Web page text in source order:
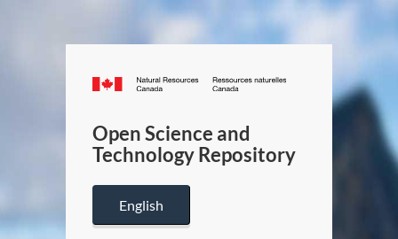
Canada.ca
/
Canada
Open Science and
Technology Repository
English